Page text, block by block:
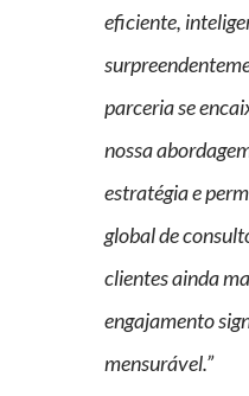
eficiente,
parceria se
nossa
estratégia e
global de
clientes ainda
engajamento
mensurável.”